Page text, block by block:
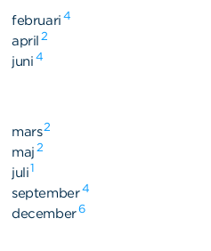
februari 4
april 2
juni 4
mars2
maj 2
juli1
september4
december6